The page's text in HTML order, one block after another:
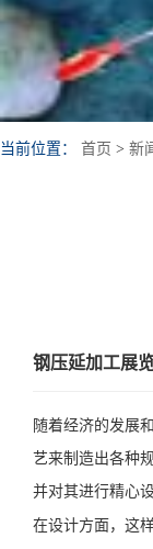
当前位置： 首页 > 新
钢压延加工展
随着经济的发展
艺来制造出各种
并对其进行精心
在设计方面，这